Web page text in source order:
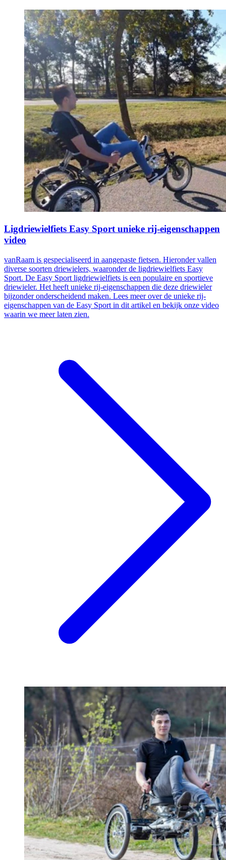
Ligdriewielfiets Easy Sport unieke rij-eigenschappen
video
vanRaam is gespecialiseerd in aangepaste fietsen. Hieronder vallen
diverse soorten driewielers, waaronder de ligdriewielfiets Easy
Sport. De Easy Sport ligdriewielfiets is een populaire en sportieve
driewieler. Het heeft unieke rij-eigenschappen die deze driewieler
bijzonder onderscheidend maken. Lees meer over de unieke rij-
eigenschappen van de Easy Sport in dit artikel en bekijk onze video
waarin we meer laten zien.